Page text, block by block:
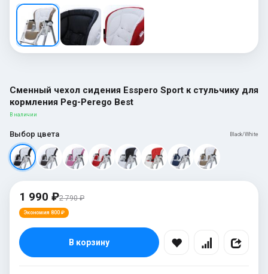
Сменный чехол сидения Esspero Sport к стульчику для
кормления Peg-Perego Best
В наличии
Выбор цвета Black/White
1 990 ₽2 790 ₽
Экономия 800 ₽
В корзину